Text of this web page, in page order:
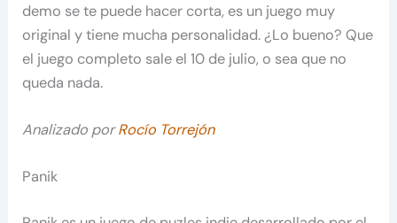
demo se te puede hacer corta, es un juego muy
original y tiene mucha personalidad. ¿Lo bueno? Que
el juego completo sale el 10 de julio, o sea que no
queda nada.
Analizado porRocío Torrejón
Panik